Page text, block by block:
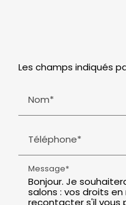
Les champs indiqués
Nom*
Téléphone*
Message*